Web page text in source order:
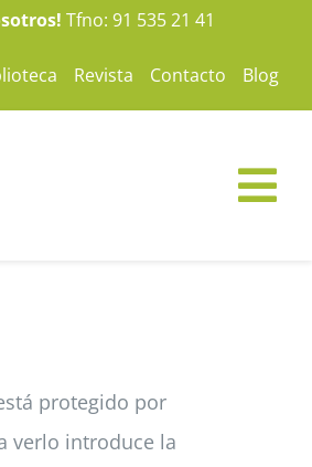
Tfno: 91 535 21 41
Revista Contacto Blog
protegido por
verlo introduce la